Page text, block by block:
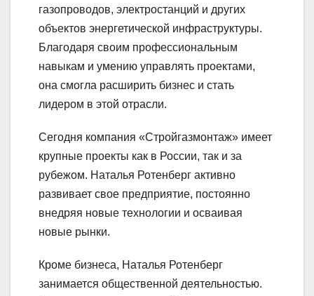
газопроводов, электростанций и других
объектов энергетической инфраструктуры.
Благодаря своим профессиональным
навыкам и умению управлять проектами,
она смогла расширить бизнес и стать
лидером в этой отрасли.
Сегодня компания «Стройгазмонтаж» имеет
крупные проекты как в России, так и за
рубежом. Наталья Ротенберг активно
развивает свое предприятие, постоянно
внедряя новые технологии и осваивая
новые рынки.
Кроме бизнеса, Наталья Ротенберг
занимается общественной деятельностью.